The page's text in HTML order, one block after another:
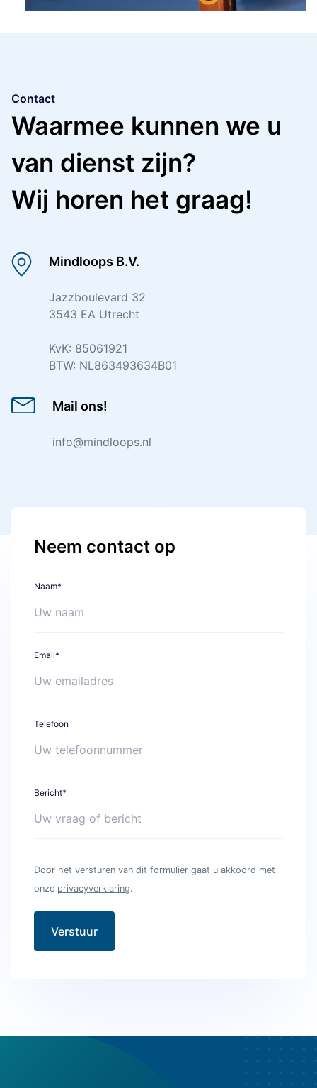
Contact
Waarmee kunnen we u
van dienst zijn?
Wij horen het graag!
Mindloops B.V.
Jazzboulevard 32
3543 EA Utrecht
KvK: 85061921
BTW: NL863493634B01
Mail ons!
info@mindloops.nl
Neem contact op
Naam*
Email*
Telefoon
Bericht*
Door het versturen van dit formulier gaat u akkoord met
onze privacyverklaring.
Verstuur